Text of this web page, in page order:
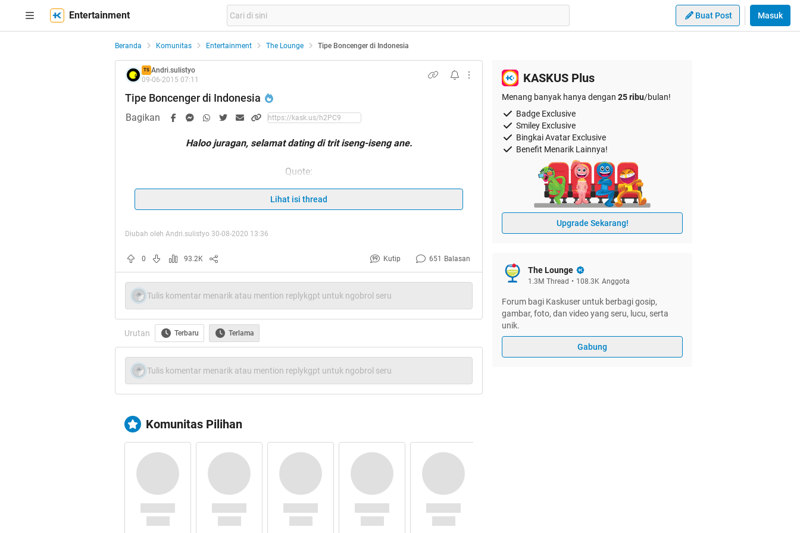
Entertainment Buat Post Masuk
Beranda Komunitas Entertainment The Lounge Tipe Boncenger di Indonesia
TS Andri.sulistyo
09-06-2015 07:11
Tipe Boncenger di Indonesia
Bagikan
Haloo juragan, selamat dating di trit iseng-iseng ane.
Quote:
HT 11 Juni 2015
Cek repost dulu
Spoiler
for
Tau kan apa itu boncengers?
Lihat isi thread
Diubah oleh Andri.sulistyo 30-08-2020 13:36
0 93.2K Kutip 651 Balasan
Tulis komentar menarik atau mention replykgpt untuk ngobrol seru
Urutan Terbaru Terlama
Tulis komentar menarik atau mention replykgpt untuk ngobrol seru
Komunitas Pilihan
KASKUS Plus
Menang banyak hanya dengan 25 ribu/bulan!
Badge Exclusive
Smiley Exclusive
Bingkai Avatar Exclusive
Benefit Menarik Lainnya!
Upgrade Sekarang!
The Lounge
1.3M Thread • 108.3K Anggota
Forum bagi Kaskuser untuk berbagi gosip,
gambar, foto, dan video yang seru, lucu, serta
unik.
Gabung